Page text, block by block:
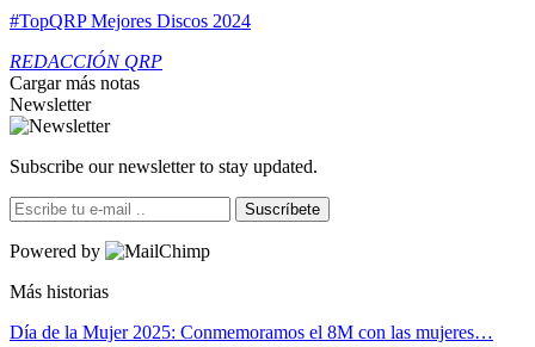
#TopQRP Mejores Discos 2024
REDACCIÓN QRP
Cargar más notas
Newsletter
Subscribe our newsletter to stay updated.
Suscríbete
Powered by
Más historias
Día de la Mujer 2025: Conmemoramos el 8M con las mujeres…